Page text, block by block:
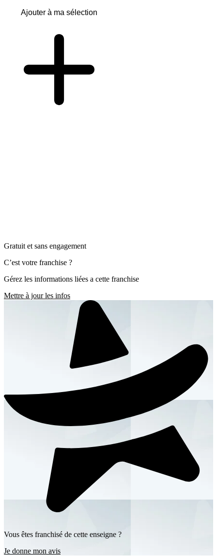
Ajouter à ma sélection
Gratuit et sans engagement
C’est votre franchise ?
Gérez les informations liées a cette franchise
Mettre à jour les infos
Vous êtes franchisé de cette enseigne ?
Je donne mon avis